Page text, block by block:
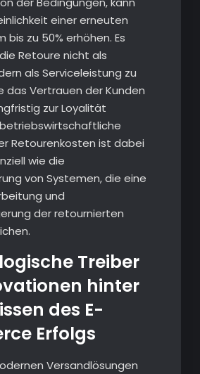
einer erneuten
bis zu 50% erhöhen. Es
Retoure nicht als
als Serviceleistung zu
das Vertrauen der Kunden
zur Loyalität
Retourenkosten ist dabei
wie die
von Systemen, die eine
und
der retournierten
Treiber
hinter
des E-
Erfolgs
Versandlösungen